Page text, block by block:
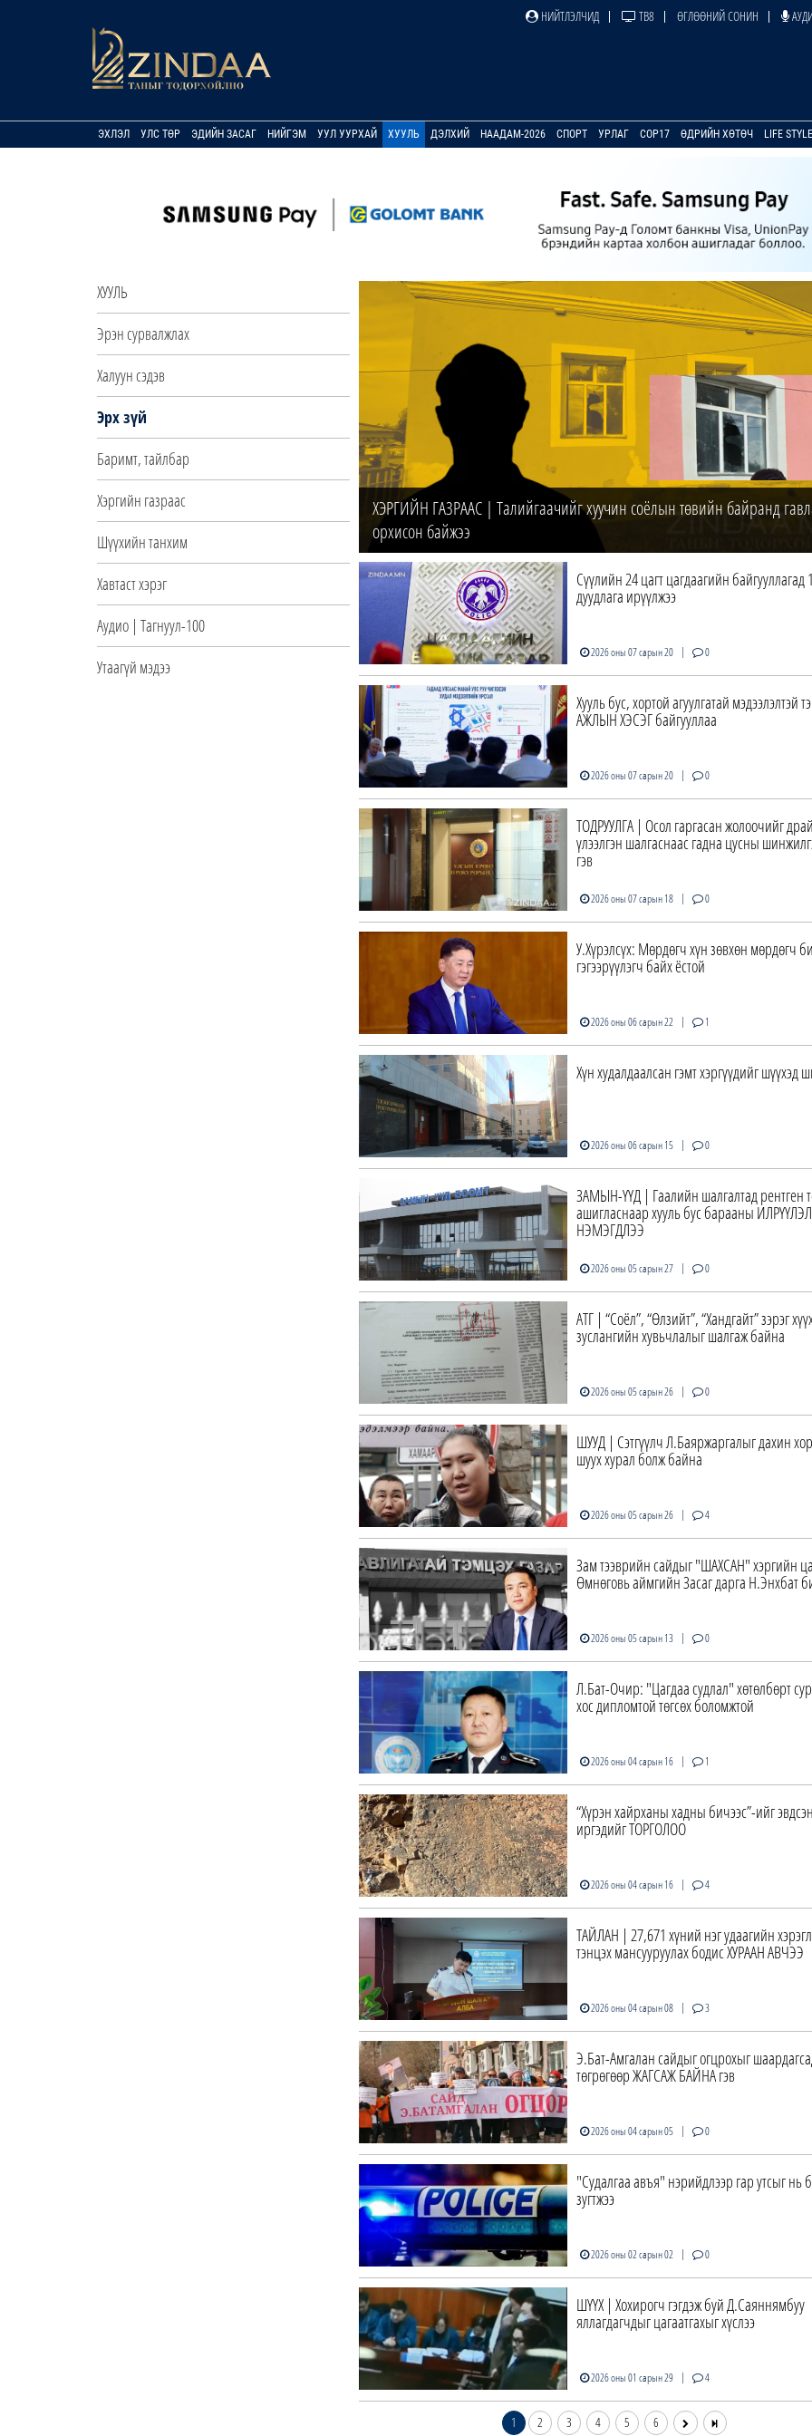
НИЙТЛЭЛЧИД ТВ8 ӨГЛӨӨНИЙ СОНИН
ЭХЛЭЛ УЛС ТӨР ЭДИЙН ЗАСАГ НИЙГЭМ УУЛ УУРХАЙ ХУУЛЬ ДЭЛХИЙ НААДАМ-2026 СПОРТ УРЛАГ COP17 ӨДРИЙН ХӨТӨЧ LIFE STYLE
ХУУЛЬ
Эрэн сурвалжлах
Халуун сэдэв
Эрх зүй
Баримт, тайлбар
Хэргийн газраас
Шүүхийн танхим
Хавтаст хэрэг
Аудио | Тагнуул-100
Утаагүй мэдээ
ХЭРГИЙН ГАЗРААС | Талийгаачийг хуучин соёлын төвийн байранд
орхисон байжээ
Сүүлийн 24 цагт цагдаагийн байгууллагад
дуудлага ирүүлжээ
2026 оны 07 сарын 20 | 0
Хууль бус, хортой агуулгатай мэдээлэлтэй
АЖЛЫН ХЭСЭГ байгууллаа
2026 оны 07 сарын 20 | 0
ТОДРУУЛГА | Осол гаргасан жолоочийг
үлээлгэн шалгаснаас гадна цусны
гэв
2026 оны 07 сарын 18 | 0
У.Хүрэлсүх: Мөрдөгч хүн зөвхөн мөрдөгч
гэгээрүүлэгч байх ёстой
2026 оны 06 сарын 22 | 1
Хүн худалдаалсан гэмт хэргүүдийг шүүхэд
2026 оны 06 сарын 15 | 0
ЗАМЫН-ҮҮД | Гаалийн шалгалтад рентген
ашигласнаар хууль бус барааны
НЭМЭГДЛЭЭ
2026 оны 05 сарын 27 | 0
АТГ | “Соёл”, “Өлзийт”, “Хандгайт” зэрэг
зуслангийн хувьчлалыг шалгаж байна
2026 оны 05 сарын 26 | 0
ШУУД | Сэтгүүлч Л.Баяржаргалыг дахин
шуух хурал болж байна
2026 оны 05 сарын 26 | 4
Зам тээврийн сайдыг "ШАХСАН" хэргийн
Өмнөговь аймгийн Засаг дарга Н.Энхбат
2026 оны 05 сарын 13 | 0
Л.Бат-Очир: "Цагдаа судлал" хөтөлбөрт
хос дипломтой төгсөх боломжтой
2026 оны 04 сарын 16 | 1
“Хүрэн хайрханы хадны бичээс”-ийг
иргэдийг ТОРГОЛОО
2026 оны 04 сарын 16 | 4
ТАЙЛАН | 27,671 хүний нэг удаагийн
тэнцэх мансууруулах бодис ХУРААН АВЧЭЭ
2026 оны 04 сарын 08 | 3
Э.Бат-Амгалан сайдыг огцрохыг
төгрөгөөр ЖАГСАЖ БАЙНА гэв
2026 оны 04 сарын 05 | 0
"Судалгаа авъя" нэрийдлээр гар утсыг нь
зугтжээ
2026 оны 02 сарын 02 | 0
ШҮҮХ | Хохирогч гэгдэж буй Д.Саяннямбуу
яллагдагчдыг цагаатгахыг хүслээ
2026 оны 01 сарын 29 | 4
1 2 3 4 5 6